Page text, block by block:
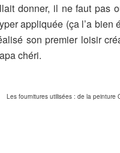
donner, il ne faut pas
appliquée (ça l’a bien
son premier loisir
chéri.
Les fournitures utilisées : de la